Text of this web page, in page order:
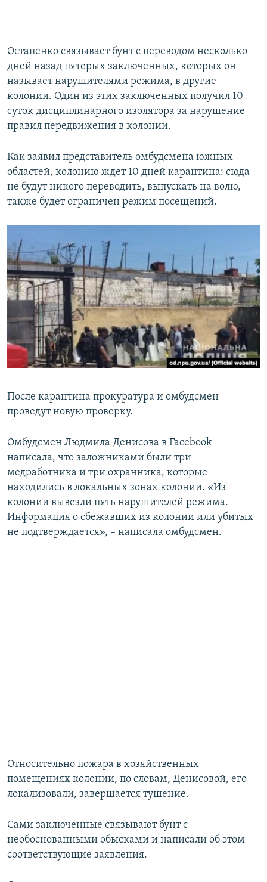
Остапенко связывает бунт с переводом несколько
дней назад пятерых заключенных, которых он
называет нарушителями режима, в другие
колонии. Один из этих заключенных получил 10
суток дисциплинарного изолятора за нарушение
правил передвижения в колонии.
Как заявил представитель омбудсмена южных
областей, колонию ждет 10 дней карантина: сюда
не будут никого переводить, выпускать на волю,
также будет ограничен режим посещений.
После карантина прокуратура и омбудсмен
проведут новую проверку.
Омбудсмен Людмила Денисова в Facebook
написала, что заложниками были три
медработника и три охранника, которые
находились в локальных зонах колонии. «Из
колонии вывезли пять нарушителей режима.
Информация о сбежавших из колонии или убитых
не подтверждается», – написала омбудсмен.
Относительно пожара в хозяйственных
помещениях колонии, по словам, Денисовой, его
локализовали, завершается тушение.
Сами заключенные связывают бунт с
необоснованными обысками и написали об этом
соответствующие заявления.